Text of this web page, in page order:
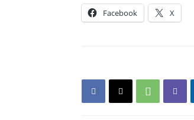
Facebook X